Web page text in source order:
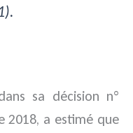
sa décision n°
2018, a estimé que